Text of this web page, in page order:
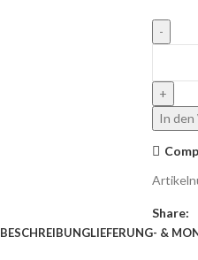
In den
Share:
BESCHREIBUNGLIEFERUNG- &